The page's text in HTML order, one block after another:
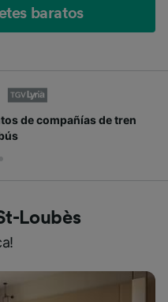
baratos
de tren
Loubès